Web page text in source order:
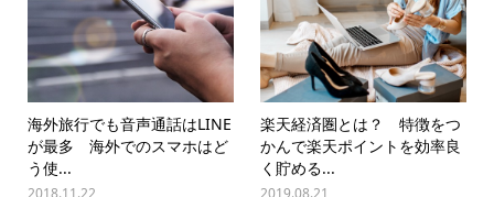
海外旅行でも音声通話はLINE
が最多 海外でのスマホはど
う使...
2018.11.22
楽天経済圏とは？ 特徴をつ
かんで楽天ポイントを効率良
く貯める...
2019.08.21